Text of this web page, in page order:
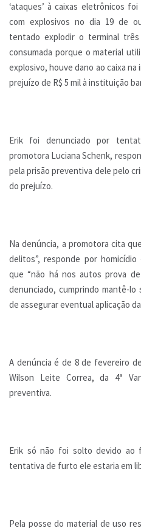
‘ataques’ à caixas eletrônicos
com explosivos no dia 19 de
tentado explodir o terminal
consumada porque o material
explosivo, houve dano ao caixa
prejuízo de R$ 5 mil à instituição
Erik foi denunciado por
promotora Luciana Schenk,
pela prisão preventiva dele pelo
do prejuízo.
Na denúncia, a promotora cita
delitos”, responde por
que “não há nos autos prova
denunciado, cumprindo mantê-
de assegurar eventual aplicação da
A denúncia é de 8 de fevereiro
Wilson Leite Correa, da 4ª
preventiva.
Erik só não foi solto devido ao
tentativa de furto ele estaria em
Pela posse do material de uso